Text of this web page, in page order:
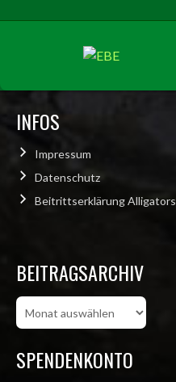
INFOS
Impressum
Datenschutz
Beitrittserklärung Alligators
BEITRAGSARCHIV
Beitragsarchiv
SPENDENKONTO